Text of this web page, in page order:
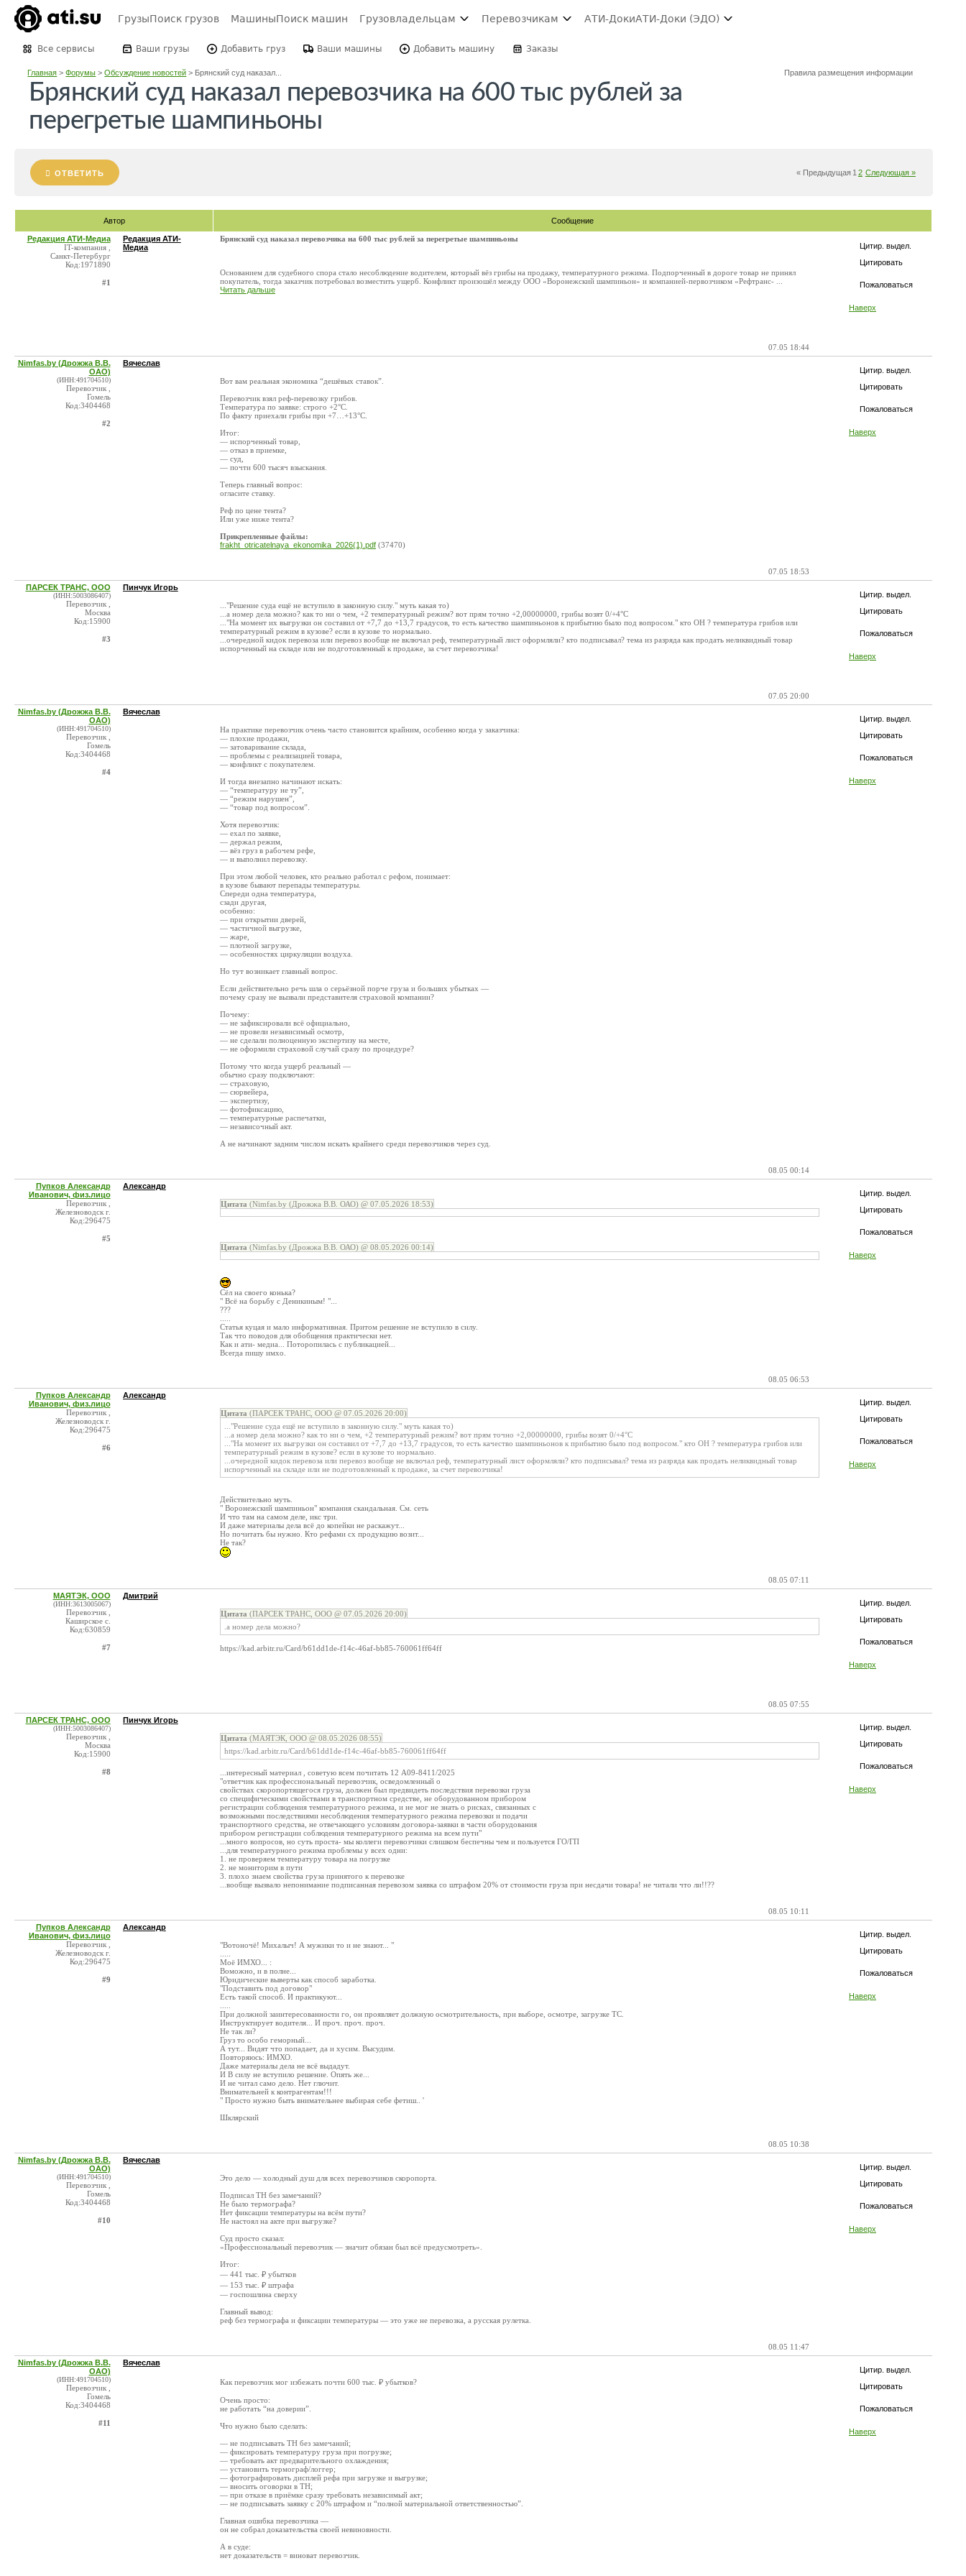
ГрузыПоиск грузов МашиныПоиск машин Грузовладельцам Перевозчикам АТИ-ДокиАТИ-Доки (ЭДО)
Все сервисы Ваши грузы Добавить груз Ваши машины Добавить машину Заказы
Главная >Форумы >Обсуждение новостей > Брянский суд наказал... Правила размещения информации
Брянский суд наказал перевозчика на 600 тыс рублей за
перегретые шампиньоны
ОТВЕТИТЬ « Предыдущая 1 2 Следующая »
Автор Сообщение
Цитир. выдел.
Цитировать
Пожаловаться
Наверх
Редакция АТИ-Медиа
IT-компания ,
Санкт-Петербург
Код:1971890
#1
Редакция АТИ-
Медиа
Брянский суд наказал перевозчика на 600 тыс рублей за перегретые шампиньоны
Основанием для судебного спора стало несоблюдение водителем, который вёз грибы на продажу, температурного режима. Подпорченный в дороге товар не принял
покупатель, тогда заказчик потребовал возместить ущерб. Конфликт произошёл между ООО «Воронежский шампиньон» и компанией-первозчиком «Рефтранс- ...
Читать дальше
07.05 18:44
Цитир. выдел.
Цитировать
Пожаловаться
Наверх
Nimfas.by (Дрожжа В.В.
ОАО)
(ИНН:491704510)
Перевозчик ,
Гомель
Код:3404468
#2
Вячеслав
Вот вам реальная экономика “дешёвых ставок”.
Перевозчик взял реф-перевозку грибов.
Температура по заявке: строго +2°C.
По факту приехали грибы при +7…+13°C.
Итог:
— испорченный товар,
— отказ в приемке,
— суд,
— почти 600 тысяч взыскания.
Теперь главный вопрос:
огласите ставку.
Реф по цене тента?
Или уже ниже тента?
Прикрепленные файлы:
frakht_otricatelnaya_ekonomika_2026(1).pdf (37470)
07.05 18:53
Цитир. выдел.
Цитировать
Пожаловаться
Наверх
ПАРСЕК ТРАНС, ООО
(ИНН:5003086407)
Перевозчик ,
Москва
Код:15900
#3
Пинчук Игорь
..."Решение суда ещё не вступило в законную силу." муть какая то)
...а номер дела можно? как то ни о чем, +2 температурный режим? вот прям точно +2,00000000, грибы возят 0/+4°C
..."На момент их выгрузки он составил от +7,7 до +13,7 градусов, то есть качество шампиньонов к прибытию было под вопросом." кто ОН ? температура грибов или
температурный режим в кузове? если в кузове то нормально.
...очередной кидок перевоза или перевоз вообще не включал реф, температурный лист оформляли? кто подписывал? тема из разряда как продать неликвидный товар
испорченный на складе или не подготовленный к продаже, за счет перевозчика!
07.05 20:00
Цитир. выдел.
Цитировать
Пожаловаться
Наверх
Nimfas.by (Дрожжа В.В.
ОАО)
(ИНН:491704510)
Перевозчик ,
Гомель
Код:3404468
#4
Вячеслав
На практике перевозчик очень часто становится крайним, особенно когда у заказчика:
— плохие продажи,
— затоваривание склада,
— проблемы с реализацией товара,
— конфликт с покупателем.
И тогда внезапно начинают искать:
— “температуру не ту”,
— “режим нарушен”,
— “товар под вопросом”.
Хотя перевозчик:
— ехал по заявке,
— держал режим,
— вёз груз в рабочем рефе,
— и выполнил перевозку.
При этом любой человек, кто реально работал с рефом, понимает:
в кузове бывают перепады температуры.
Спереди одна температура,
сзади другая,
особенно:
— при открытии дверей,
— частичной выгрузке,
— жаре,
— плотной загрузке,
— особенностях циркуляции воздуха.
Но тут возникает главный вопрос.
Если действительно речь шла о серьёзной порче груза и больших убытках —
почему сразу не вызвали представителя страховой компании?
Почему:
— не зафиксировали всё официально,
— не провели независимый осмотр,
— не сделали полноценную экспертизу на месте,
— не оформили страховой случай сразу по процедуре?
Потому что когда ущерб реальный —
обычно сразу подключают:
— страховую,
— сюрвейера,
— экспертизу,
— фотофиксацию,
— температурные распечатки,
— независочный акт.
А не начинают задним числом искать крайнего среди перевозчиков через суд.
08.05 00:14
Цитир. выдел.
Цитировать
Пожаловаться
Наверх
Пупков Александр
Иванович, физ.лицо
Перевозчик ,
Железноводск г.
Код:296475
#5
Александр
Цитата (Nimfas.by (Дрожжа В.В. ОАО) @ 07.05.2026 18:53)
Цитата (Nimfas.by (Дрожжа В.В. ОАО) @ 08.05.2026 00:14)
Сёл на своего конька?
" Всё на борьбу с Деникиным! "...
???
Статья куцая и мало информативная. Притом решение не вступило в силу.
Так что поводов для обобщения практически нет.
Как и ати- медиа... Поторопилась с публикацией...
Всегда пишу имхо.
08.05 06:53
Цитир. выдел.
Цитировать
Пожаловаться
Наверх
Пупков Александр
Иванович, физ.лицо
Перевозчик ,
Железноводск г.
Код:296475
#6
Александр
Цитата (ПАРСЕК ТРАНС, ООО @ 07.05.2026 20:00)
..."Решение суда ещё не вступило в законную силу." муть какая то)
...а номер дела можно? как то ни о чем, +2 температурный режим? вот прям точно +2,00000000, грибы возят 0/+4°C
..."На момент их выгрузки он составил от +7,7 до +13,7 градусов, то есть качество шампиньонов к прибытию было под вопросом." кто ОН ? температура грибов или
температурный режим в кузове? если в кузове то нормально.
...очередной кидок перевоза или перевоз вообще не включал реф, температурный лист оформляли? кто подписывал? тема из разряда как продать неликвидный товар
испорченный на складе или не подготовленный к продаже, за счет перевозчика!
Действительно муть.
" Воронежский шампиньон" компания скандальная. См. сеть
И что там на самом деле, икс три.
И даже материалы дела всё до копейки не раскажут...
Но почитать бы нужно. Кто рефами сх продукцию возит...
Не так?
08.05 07:11
Цитир. выдел.
Цитировать
Пожаловаться
Наверх
МАЯТЭК, ООО
(ИНН:3613005067)
Перевозчик ,
Каширское с.
Код:630859
#7
Дмитрий
Цитата (ПАРСЕК ТРАНС, ООО @ 07.05.2026 20:00)
.а номер дела можно?
https://kad.arbitr.ru/Card/b61dd1de-f14c-46af-bb85-760061ff64ff
08.05 07:55
Цитир. выдел.
Цитировать
Пожаловаться
Наверх
ПАРСЕК ТРАНС, ООО
(ИНН:5003086407)
Перевозчик ,
Москва
Код:15900
#8
Пинчук Игорь
Цитата (МАЯТЭК, ООО @ 08.05.2026 08:55)
https://kad.arbitr.ru/Card/b61dd1de-f14c-46af-bb85-760061ff64ff
...интересный материал , советую всем почитать 12 А09-8411/2025
"ответчик как профессиональный перевозчик, осведомленный о
свойствах скоропортящегося груза, должен был предвидеть последствия перевозки груза
со специфическими свойствами в транспортном средстве, не оборудованном прибором
регистрации соблюдения температурного режима, и не мог не знать о рисках, связанных с
возможными последствиями несоблюдения температурного режима перевозки и подачи
транспортного средства, не отвечающего условиям договора-заявки в части оборудования
прибором регистрации соблюдения температурного режима на всем пути"
...много вопросов, но суть проста- мы коллеги перевозчики слишком беспечны чем и пользуется ГО/ГП
...для температурного режима проблемы у всех одни:
1. не проверяем температуру товара на погрузке
2. не мониторим в пути
3. плохо знаем свойства груза принятого к перевозке
...вообще вызвало непонимание подписанная перевозом заявка со штрафом 20% от стоимости груза при несдачи товара! не читали что ли!!??
08.05 10:11
Цитир. выдел.
Цитировать
Пожаловаться
Наверх
Пупков Александр
Иванович, физ.лицо
Перевозчик ,
Железноводск г.
Код:296475
#9
Александр
"Вотоночë! Михалыч! А мужики то и не знают... "
Моё ИМХО... :
Воможно, и в полне...
Юридические выверты как способ заработка.
"Подставить под договор"
Есть такой способ. И практикуют...
При должной заинтересованности го, он проявляет должную осмотрительность, при выборе, осмотре, загрузке ТС.
Инструктирует водителя... И проч. проч. проч.
Не так ли?
Груз то особо геморный...
А тут... Видят что попадает, да и хусим. Высудим.
Повторяюсь: ИМХО.
Даже материалы дела не всё выдадут.
И В силу не вступило решение. Опять же...
И не читал само дело. Нет глючит.
Внимательней к контрагентам!!!
" Просто нужно быть внимательнее выбирая себе фетиш.. '
Шклярский
08.05 10:38
Цитир. выдел.
Цитировать
Пожаловаться
Наверх
Nimfas.by (Дрожжа В.В.
ОАО)
(ИНН:491704510)
Перевозчик ,
Гомель
Код:3404468
#10
Вячеслав
Это дело — холодный душ для всех перевозчиков скоропорта.
Подписал ТН без замечаний?
Не было термографа?
Нет фиксации температуры на всём пути?
Не настоял на акте при выгрузке?
Суд просто сказал:
«Профессиональный перевозчик — значит обязан был всё предусмотреть».
Итог:
— 441 тыс. ₽ убытков
— 153 тыс. ₽ штрафа
— госпошлина сверху
Главный вывод:
реф без термографа и фиксации температуры — это уже не перевозка, а русская рулетка.
08.05 11:47
Цитир. выдел.
Цитировать
Пожаловаться
Наверх
Nimfas.by (Дрожжа В.В.
ОАО)
(ИНН:491704510)
Перевозчик ,
Гомель
Код:3404468
#11
Вячеслав
Как перевозчик мог избежать почти 600 тыс. ₽ убытков?
Очень просто:
не работать “на доверии”.
Что нужно было сделать:
— не подписывать ТН без замечаний;
— фиксировать температуру груза при погрузке;
— требовать акт предварительного охлаждения;
— установить термограф/логгер;
— фотографировать дисплей рефа при загрузке и выгрузке;
— вносить оговорки в ТН;
— при отказе в приёмке сразу требовать независимый акт;
— не подписывать заявку с 20% штрафом и “полной материальной ответственностью”.
Главная ошибка перевозчика —
он не собрал доказательства своей невиновности.
А в суде:
нет доказательств = виноват перевозчик.